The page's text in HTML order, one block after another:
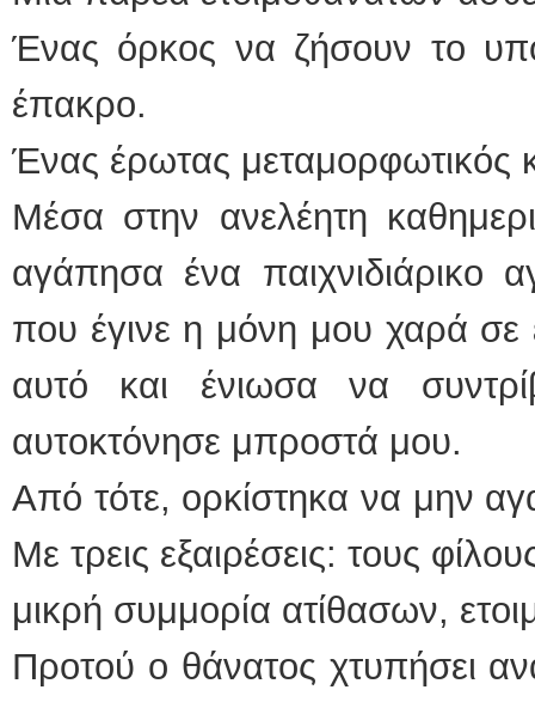
Ένας όρκος να ζήσουν το
έπακρο.
Ένας έρωτας μεταμορφωτικός
Μέσα στην ανελέητη
αγάπησα ένα παιχνιδιάρικο
που έγινε η μόνη μου χαρά σε
αυτό και ένιωσα να
αυτοκτόνησε μπροστά μου.
Από τότε, ορκίστηκα να μην
Με τρεις εξαιρέσεις: τους
μικρή συμμορία ατίθασων,
Προτού ο θάνατος χτυπήσει